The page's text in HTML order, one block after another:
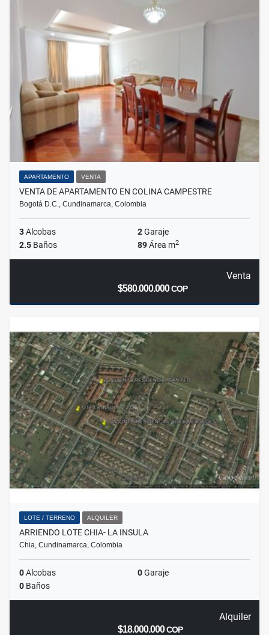
APARTAMENTO VENTA
VENTA DE APARTAMENTO EN COLINA CAMPESTRE
Bogotá D.C., Cundinamarca, Colombia
3Alcobas 2Garaje
2.5 Baños 89Área m2
Venta
$580.000.000COP
LOTE / TERRENO ALQUILER
ARRIENDO LOTE CHIA- LA INSULA
Chia, Cundinamarca, Colombia
0Alcobas 0Garaje
0 Baños
Alquiler
$18.000.000COP